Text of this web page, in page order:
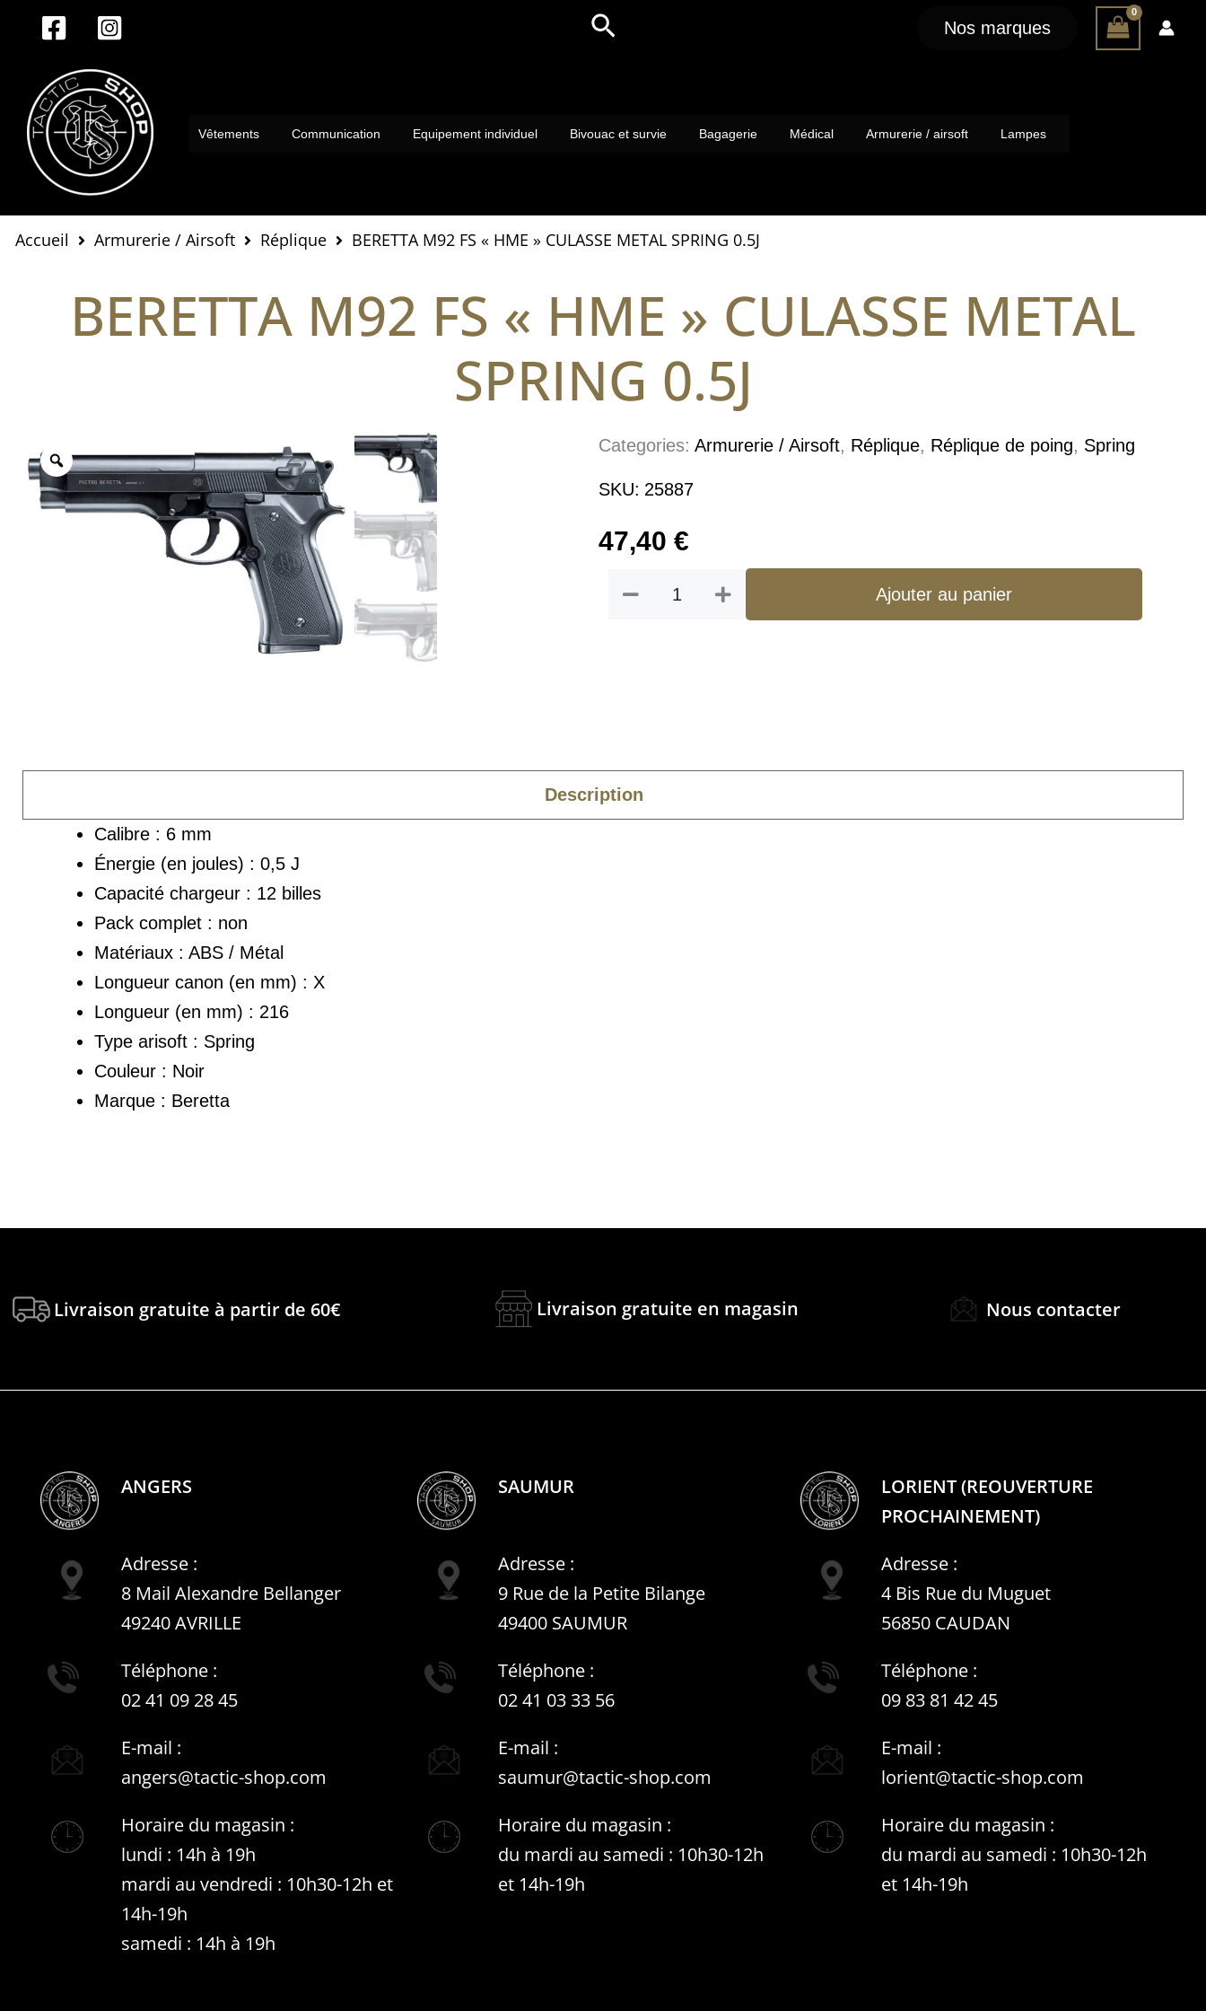
contenu
Rechercher Nos marques
Vêtements Communication Equipement individuel Bivouac et survie Bagagerie Médical Armurerie / airsoft Lampes
Accueil Armurerie / Airsoft Réplique BERETTA M92 FS « HME » CULASSE METAL SPRING 0.5J
BERETTA M92 FS « HME » CULASSE METAL
SPRING 0.5J
Ajouter au panier
Categories: Armurerie / Airsoft, Réplique, Réplique de poing, Spring
SKU: 25887
47,40€
Description
Calibre : 6 mm
Énergie (en joules) : 0,5 J
Capacité chargeur : 12 billes
Pack complet : non
Matériaux : ABS / Métal
Longueur canon (en mm) : X
Longueur (en mm) : 216
Type arisoft : Spring
Couleur : Noir
Marque : Beretta
Livraison gratuite à partir de 60€ Livraison gratuite en magasin Nous contacter
ANGERS SAUMUR
LORIENT (REOUVERTURE
PROCHAINEMENT)
Adresse :
8 Mail Alexandre Bellanger
49240 AVRILLE
Adresse :
9 Rue de la Petite Bilange
49400 SAUMUR
Adresse :
4 Bis Rue du Muguet
56850 CAUDAN
Téléphone :
02 41 09 28 45
Téléphone :
02 41 03 33 56
Téléphone :
09 83 81 42 45
E-mail :
angers@tactic-shop.com
E-mail :
saumur@tactic-shop.com
E-mail :
lorient@tactic-shop.com
Horaire du magasin :
lundi : 14h à 19h
mardi au vendredi : 10h30-12h et
14h-19h
samedi : 14h à 19h
Horaire du magasin :
du mardi au samedi : 10h30-12h
et 14h-19h
Horaire du magasin :
du mardi au samedi : 10h30-12h
et 14h-19h